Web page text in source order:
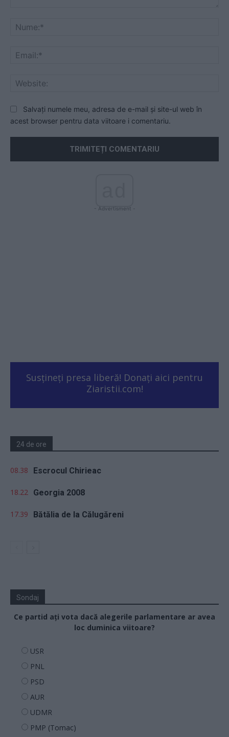
Salvați numele meu, adresa de e-mail și site-ul web în
acest browser pentru data viitoare i comentariu.
- Advertisment -
Susțineți presa liberă! Donați aici pentru
Ziaristii.com!
24 de ore
08.38 Escrocul Chirieac
18.22 Georgia 2008
17.39 Bătălia de la Călugăreni
Sondaj
Ce partid ați vota dacă alegerile parlamentare ar avea
loc duminica viitoare?
USR
PNL
PSD
AUR
UDMR
PMP (Tomac)